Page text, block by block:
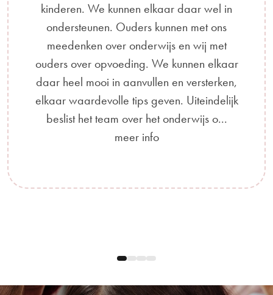
kinderen. We kunnen elkaar daar wel in
ondersteunen. Ouders kunnen met ons
meedenken over onderwijs en wij met
ouders over opvoeding. We kunnen elkaar
daar heel mooi in aanvullen en versterken,
elkaar waardevolle tips geven. Uiteindelijk
beslist het team over het onderwijs o...
meer info